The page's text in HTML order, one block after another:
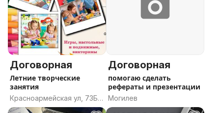
Договорная
Летние творческие
занятия
Красноармейская ул, 73Б,
Слоним, Слонимский
Договорная
помогаю сделать
рефераты и презентации
Могилев